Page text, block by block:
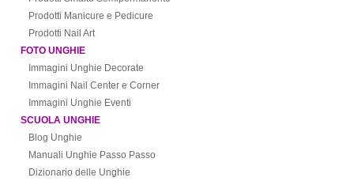
Prodotti Manicure e Pedicure
Prodotti Nail Art
FOTO UNGHIE
Immagini Unghie Decorate
Immagini Nail Center e Corner
Immagini Unghie Eventi
SCUOLA UNGHIE
Blog Unghie
Manuali Unghie Passo Passo
Dizionario delle Unghie